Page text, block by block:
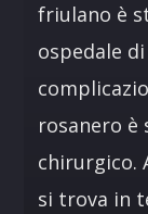
friulano è
ospedale
rosanero
chirurgico.
si trova in